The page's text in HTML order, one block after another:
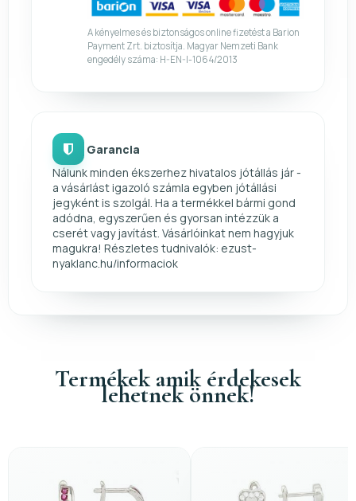
A kényelmes és biztonságos online fizetést a Barion
Payment Zrt. biztosítja. Magyar Nemzeti Bank
engedély száma: H-EN-I-1064/2013
Garancia
Nálunk minden ékszerhez hivatalos jótállás jár -
a vásárlást igazoló számla egyben jótállási
jegyként is szolgál. Ha a termékkel bármi gond
adódna, egyszerűen és gyorsan intézzük a
cserét vagy javítást. Vásárlóinkat nem hagyjuk
magukra! Részletes tudnivalók: ezust-
nyaklanc.hu/informaciok
Termékek amik érdekesek
lehetnek önnek!